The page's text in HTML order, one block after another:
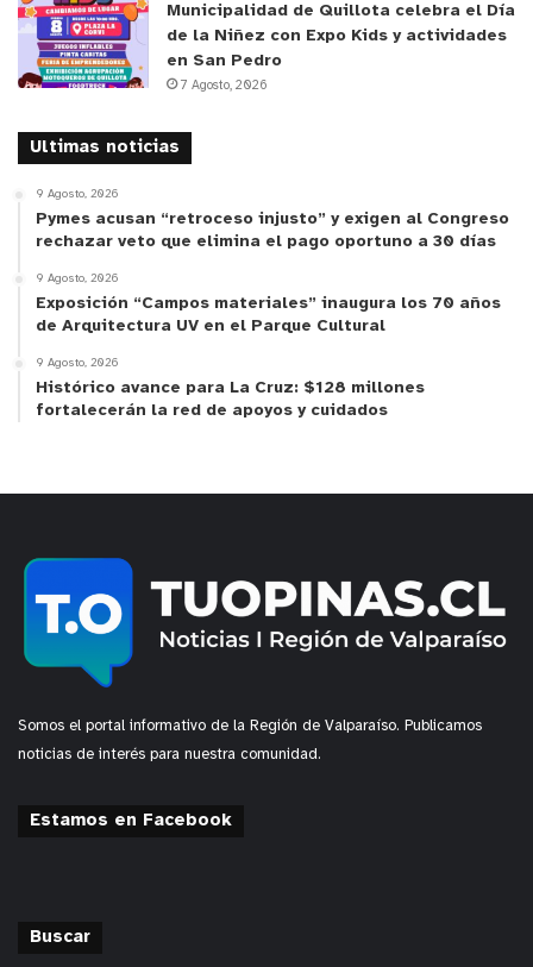
y tú, ¿qué opinas?
Municipalidad de Quillota celebra el Día
de la Niñez con Expo Kids y actividades
en San Pedro
7 Agosto, 2026
Ultimas noticias
9 Agosto, 2026
Pymes acusan “retroceso injusto” y exigen al Congreso
rechazar veto que elimina el pago oportuno a 30 días
9 Agosto, 2026
Exposición “Campos materiales” inaugura los 70 años
de Arquitectura UV en el Parque Cultural
9 Agosto, 2026
Histórico avance para La Cruz: $128 millones
fortalecerán la red de apoyos y cuidados
Somos el portal informativo de la Región de Valparaíso. Publicamos
noticias de interés para nuestra comunidad.
Estamos en Facebook
Buscar